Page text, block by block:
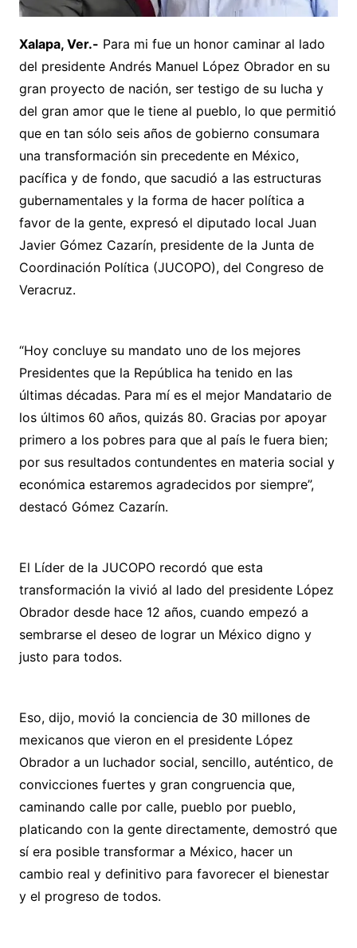
Xalapa, Ver.- Para mi fue un honor caminar al lado
del presidente Andrés Manuel López Obrador en su
gran proyecto de nación, ser testigo de su lucha y
del gran amor que le tiene al pueblo, lo que permitió
que en tan sólo seis años de gobierno consumara
una transformación sin precedente en México,
pacífica y de fondo, que sacudió a las estructuras
gubernamentales y la forma de hacer política a
favor de la gente, expresó el diputado local Juan
Javier Gómez Cazarín, presidente de la Junta de
Coordinación Política (JUCOPO), del Congreso de
Veracruz.
“Hoy concluye su mandato uno de los mejores
Presidentes que la República ha tenido en las
últimas décadas. Para mí es el mejor Mandatario de
los últimos 60 años, quizás 80. Gracias por apoyar
primero a los pobres para que al país le fuera bien;
por sus resultados contundentes en materia social y
económica estaremos agradecidos por siempre”,
destacó Gómez Cazarín.
El Líder de la JUCOPO recordó que esta
transformación la vivió al lado del presidente López
Obrador desde hace 12 años, cuando empezó a
sembrarse el deseo de lograr un México digno y
justo para todos.
Eso, dijo, movió la conciencia de 30 millones de
mexicanos que vieron en el presidente López
Obrador a un luchador social, sencillo, auténtico, de
convicciones fuertes y gran congruencia que,
caminando calle por calle, pueblo por pueblo,
platicando con la gente directamente, demostró que
sí era posible transformar a México, hacer un
cambio real y definitivo para favorecer el bienestar
y el progreso de todos.